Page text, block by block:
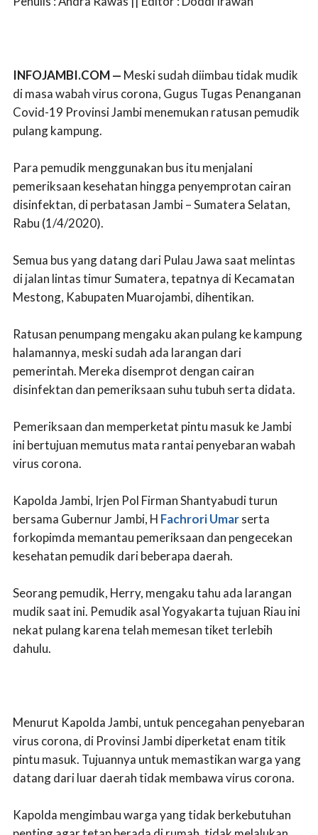
INFOJAMBI.COM — Meski sudah diimbau tidak mudik
di masa wabah virus corona, Gugus Tugas Penanganan
Covid-19 Provinsi Jambi menemukan ratusan pemudik
pulang kampung.
Para pemudik menggunakan bus itu menjalani
pemeriksaan kesehatan hingga penyemprotan cairan
disinfektan, di perbatasan Jambi – Sumatera Selatan,
Rabu (1/4/2020).
Semua bus yang datang dari Pulau Jawa saat melintas
di jalan lintas timur Sumatera, tepatnya di Kecamatan
Mestong, Kabupaten Muarojambi, dihentikan.
Ratusan penumpang mengaku akan pulang ke kampung
halamannya, meski sudah ada larangan dari
pemerintah. Mereka disemprot dengan cairan
disinfektan dan pemeriksaan suhu tubuh serta didata.
Pemeriksaan dan memperketat pintu masuk ke Jambi
ini bertujuan memutus mata rantai penyebaran wabah
virus corona.
Kapolda Jambi, Irjen Pol Firman Shantyabudi turun
bersama Gubernur Jambi, H Fachrori Umarserta
forkopimda memantau pemeriksaan dan pengecekan
kesehatan pemudik dari beberapa daerah.
Seorang pemudik, Herry, mengaku tahu ada larangan
mudik saat ini. Pemudik asal Yogyakarta tujuan Riau ini
nekat pulang karena telah memesan tiket terlebih
dahulu.
Menurut Kapolda Jambi, untuk pencegahan penyebaran
virus corona, di Provinsi Jambi diperketat enam titik
pintu masuk. Tujuannya untuk memastikan warga yang
datang dari luar daerah tidak membawa virus corona.
Kapolda mengimbau warga yang tidak berkebutuhan